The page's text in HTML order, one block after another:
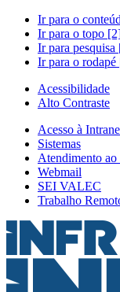
Ir para o
Ir para o topo
Ir para pesquisa
Ir para o rodapé
Acessibilidade
Alto Contraste
Acesso à
Sistemas
Atendimento
Webmail
SEI VALEC
Trabalho